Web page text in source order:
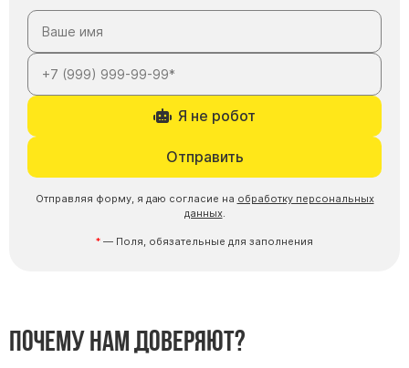
Я не робот
Отправить
Отправляя форму, я даю согласие на обработку персональных
данных.
— Поля, обязательные для заполнения
Почему нам доверяют?